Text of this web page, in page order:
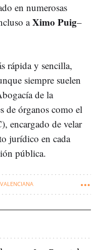
en numerosas
aXimo Puig–
rápida y sencilla,
siempre suelen
de la
de órganos como el
encargado de velar
jurídico en cada
pública.